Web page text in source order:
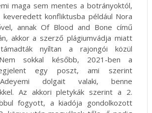
maga sem mentes a botrányoktól,
konfliktusba például Nora
annak Of Blood and Bone című
akkor a szerző plágiumvádja miatt
nyíltan a rajongói közül
sokkal később, 2021-ben a
egy poszt, ami szerint
dolgait valaki, benne
Az akkori pletykák szerint a 2.
fogyott, a kiadója gondolkozott